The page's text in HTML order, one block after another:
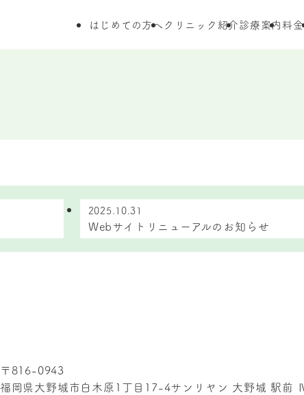
はじめての方へ クリニック紹介診療案内料
2025.10.31
Webサイトリニューアルのお知らせ
〒816-0943
福岡県大野城市白木原1丁目17-4サンリヤン 大野城 駅前